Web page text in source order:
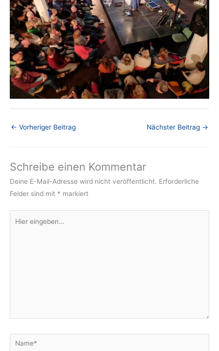
← Vorheriger Beitrag Nächster Beitrag →
Schreibe einen Kommentar
Deine E-Mail-Adresse wird nicht veröffentlicht. Erforderliche
Felder sind mit * markiert
eingeben…
Name*